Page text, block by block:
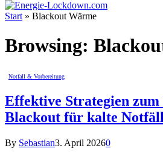
Start » Blackout Wärme
Browsing:
Notfall & Vorbereitung
Effektive Strategien zum
Blackout für kalte
By Sebastian3. April 20260